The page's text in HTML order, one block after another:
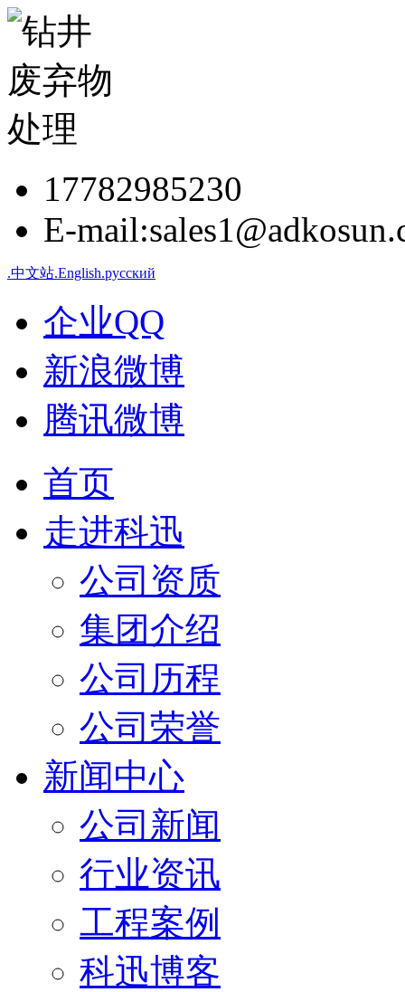
17782985230
E-
.中文站.English.русский
企业QQ
新浪微博
腾讯微博
首页
走进科迅
公司资质
集团介绍
公司历程
公司荣誉
新闻中心
公司新闻
行业资讯
工程案例
科迅博客